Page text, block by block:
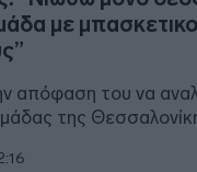
με
απόφαση του να
της